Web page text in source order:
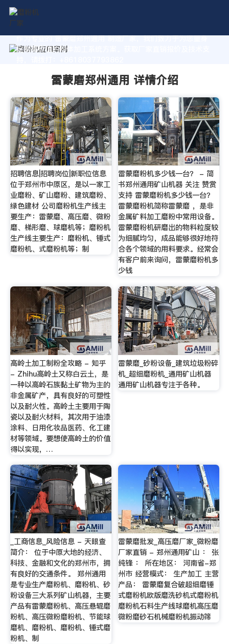
作为专业的 雷蒙磨郑州通用 制造厂家，我们致力于为您量身
定制高价值的粉体加工系统方案。获取厂家直销报价及技术支
雷蒙磨郑州通用 详情介绍
招聘信息|招聘岗位|新职位信息
位于郑州市中原区，是以一家工
业磨粉、矿山磨粉、建筑磨粉、
绿色建材 公司磨粉机生产线主
要生产：雷蒙磨、高压磨、微粉
磨、梯形磨、球磨机等；磨粉机
生产线主要生产：磨粉机、锤式
磨粉机、式磨粉机等；制
雷蒙磨粉机多少钱一台？ - 简
书郑州通用矿山机器 关注 赞赏
支持 雷蒙磨粉机多少钱一台？
雷蒙磨粉机简称雷蒙磨 ，是非
金属矿料加工磨粉中常用设备。
雷蒙磨粉机研磨出的物料粒度较
为细腻均匀，成品能够很好地符
合各个领域的用料要求。经常会
有客户前来询问，雷蒙磨粉机多
少钱
高岭土加工制粉全攻略 - 知乎
- Zhihu高岭土又称白云土，是
一种以高岭石族黏土矿物为主的
非金属矿产，具有良好的可塑性
以及耐火性。高岭土主要用于陶
瓷以及耐火材料，其次用于油漆
涂料、日用化妆品医药、化工建
材等领域。要想使高岭土的价值
得以实现，…
雷蒙磨_砂粉设备_建筑垃圾粉碎
机_超细磨粉机_通用矿山机器
通用矿山机器专注于各种。
_工商信息_风险信息 - 天眼查
简介： 位于中原大地的经济、
科技、金融和文化的郑州市，拥
有良好的交通条件。 郑州通用
是专业生产磨粉机、磨粉机、砂
粉设备三大系列矿山机器，主要
产品有雷蒙磨粉机、高压悬辊磨
粉机、高压微粉磨粉机、节能球
磨机、磨粉机、磨粉机、锤式磨
粉机、制
雷蒙磨批发_高压磨厂家_微粉磨
厂家直销 - 郑州通用矿山 ： 张
纯锋 ： 所在地区： 河南省-郑
州市 经营模式： 生产加工 主营
产品： 雷蒙磨复合破超细磨锤
式磨粉机欧版磨洗砂机式磨粉机
磨粉机石料生产线球磨机高压磨
微粉磨砂石机械磨粉机振动筛